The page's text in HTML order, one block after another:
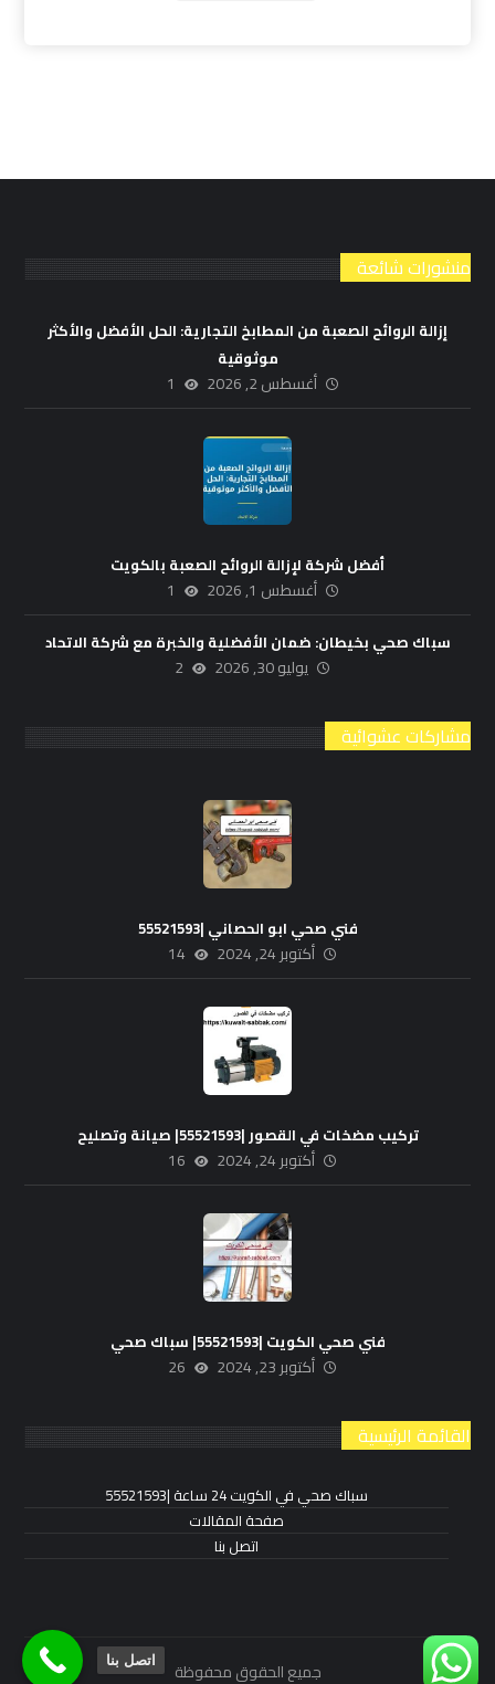
منشورات شائعة
إزالة الروائح الصعبة من المطابخ التجارية: الحل الأفضل والأكثر
موثوقية
أغسطس 2, 2026 1
أفضل شركة لإزالة الروائح الصعبة بالكويت
أغسطس 1, 2026 1
سباك صحي بخيطان: ضمان الأفضلية والخبرة مع شركة الاتحاد
يوليو 30, 2026 2
مشاركات عشوائية
فني صحي ابو الحصاني |55521593
أكتوبر 24, 2024 14
تركيب مضخات في القصور |55521593| صيانة وتصليح
أكتوبر 24, 2024 16
فني صحي الكويت |55521593| سباك صحي
أكتوبر 23, 2024 26
القائمة الرئيسية
سباك صحي في الكويت 24 ساعة |55521593
صفحة المقالات
اتصل بنا
جميع الحقوق محفوظة اتصل بنا